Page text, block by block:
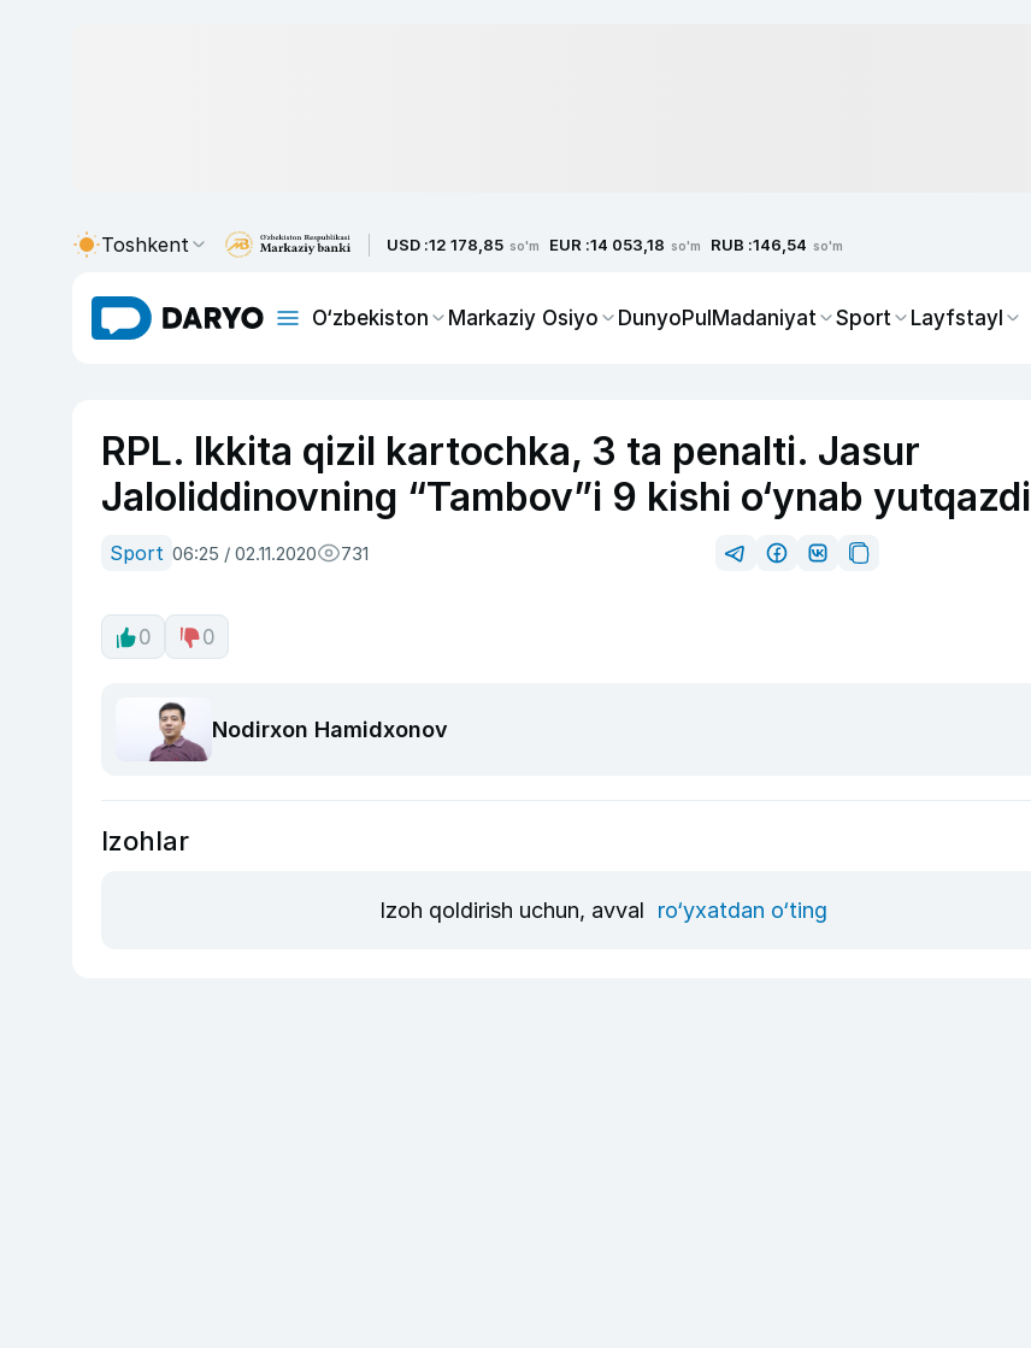
Toshkent USD :12 178,85 so'm EUR :14 053,18 so'm RUB :146,54 so'm
O‘zbekiston Markaziy Osiyo DunyoPulMadaniyat Sport Layfstayl
RPL. Ikkita qizil kartochka, 3 ta penalti. Jasur
Jaloliddinovning “Tambov”i 9 kishi o‘ynab yutqazdi
Sport 06:25 / 02.11.2020 731
0 0
Nodirxon Hamidxonov
Izohlar
Izoh qoldirish uchun, avval ro‘yxatdan o‘ting